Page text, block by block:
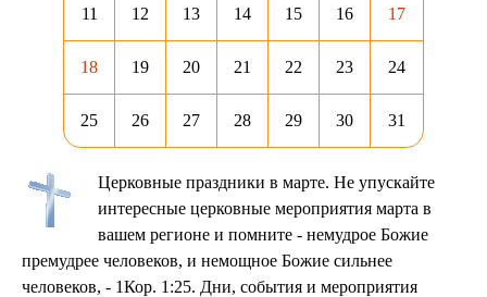
11 12 13 14 15 16 17
18 19 20 21 22 23 24
25 26 27 28 29 30 31
Церковные праздники в марте. Не упускайте
интересные церковные мероприятия марта в
вашем регионе и помните - немудрое Божие
премудрее человеков, и немощное Божие сильнее
человеков, - 1Кор. 1:25. Дни, события и мероприятия